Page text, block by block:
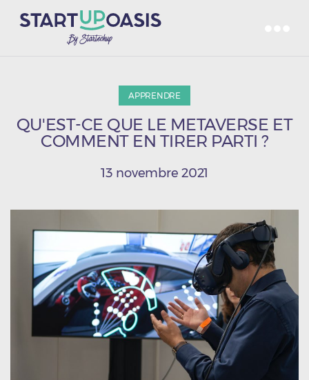
APPRENDRE
QU'EST-CE QUE LE METAVERSE ET
COMMENT EN TIRER PARTI ?
13 novembre 2021